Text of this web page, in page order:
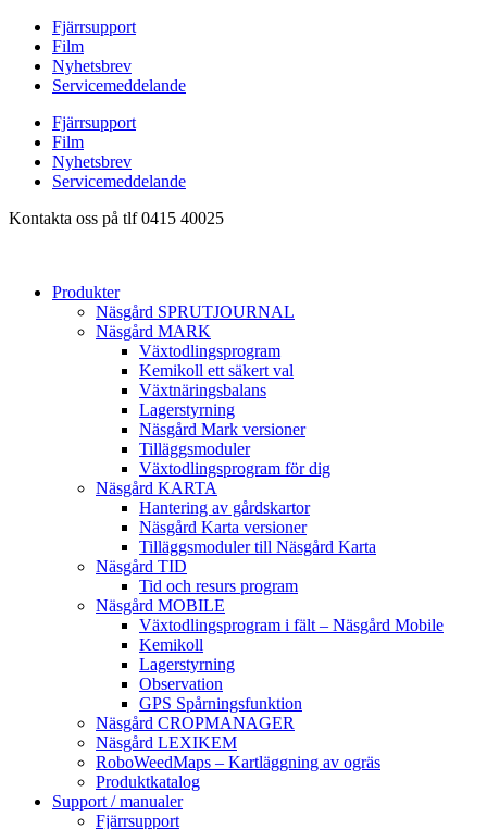
Hoppa
innehåll
Fjärrsupport
Film
Nyhetsbrev
Servicemeddelande
Fjärrsupport
Film
Nyhetsbrev
Servicemeddelande
Kontakta oss på tlf 0415 40025
Produkter
Näsgård SPRUTJOURNAL
Näsgård MARK
Växtodlingsprogram
Kemikoll ett säkert val
Växtnäringsbalans
Lagerstyrning
Näsgård Mark versioner
Tilläggsmoduler
Växtodlingsprogram för dig
Näsgård KARTA
Hantering av gårdskartor
Näsgård Karta versioner
Tilläggsmoduler till Näsgård Karta
Näsgård TID
Tid och resurs program
Näsgård MOBILE
Växtodlingsprogram i fält – Näsgård Mobile
Kemikoll
Lagerstyrning
Observation
GPS Spårningsfunktion
Näsgård CROPMANAGER
Näsgård LEXIKEM
RoboWeedMaps – Kartläggning av ogräs
Produktkatalog
Support / manualer
Fjärrsupport